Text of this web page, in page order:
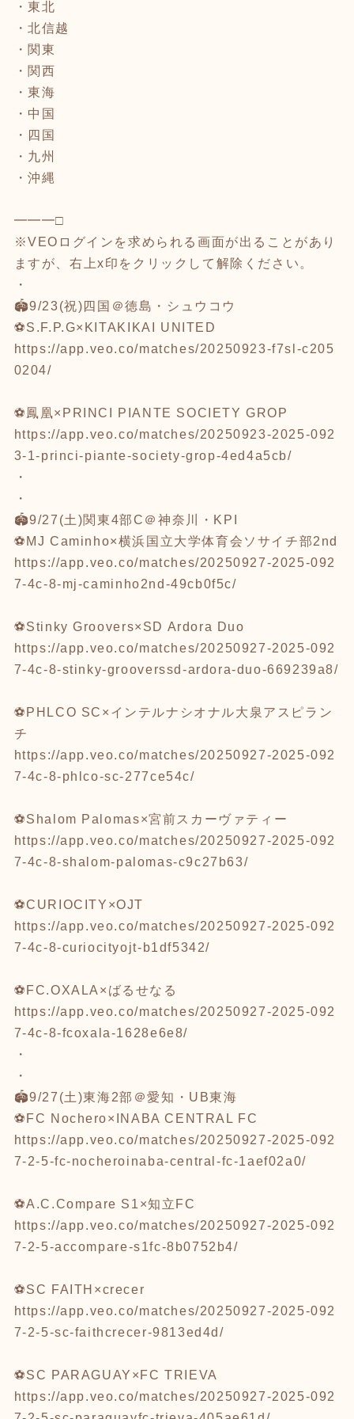
・東北
・北信越
・ 関東
・ 関西
・東海
・ 中国
・ 四国
・ 九州
・沖縄
━━━□
※VEOログインを求められる画面が出ることがあり
ますが、右上x印をクリックして解除ください。
・
🏟️9/23(祝)四国＠徳島・シュウコウ
⚽️S.F.P.G×KITAKIKAI UNITED
https://app.veo.co/matches/20250923-f7sl-c205
0204/
⚽️鳳凰×PRINCI PIANTE SOCIETY GROP
https://app.veo.co/matches/20250923-2025-092
3-1-princi-piante-society-grop-4ed4a5cb/
・
・
🏟️9/27(土)関東4部C＠神奈川・KPI
⚽️MJ Caminho×横浜国立大学体育会ソサイチ部2nd
https://app.veo.co/matches/20250927-2025-092
7-4c-8-mj-caminho2nd-49cb0f5c/
⚽️Stinky Groovers×SD Ardora Duo
https://app.veo.co/matches/20250927-2025-092
7-4c-8-stinky-grooverssd-ardora-duo-669239a8/
⚽️PHLCO SC×インテルナシオナル大泉アスピラン
チ
https://app.veo.co/matches/20250927-2025-092
7-4c-8-phlco-sc-277ce54c/
⚽️Shalom Palomas×宮前スカーヴァティー
https://app.veo.co/matches/20250927-2025-092
7-4c-8-shalom-palomas-c9c27b63/
⚽️CURIOCITY×OJT
https://app.veo.co/matches/20250927-2025-092
7-4c-8-curiocityojt-b1df5342/
⚽️FC.OXALA×ばるせなる
https://app.veo.co/matches/20250927-2025-092
7-4c-8-fcoxala-1628e6e8/
・
・
🏟️9/27(土)東海2部＠愛知・UB東海
⚽️FC Nochero×INABA CENTRAL FC
https://app.veo.co/matches/20250927-2025-092
7-2-5-fc-nocheroinaba-central-fc-1aef02a0/
⚽️A.C.Compare S1×知立FC
https://app.veo.co/matches/20250927-2025-092
7-2-5-accompare-s1fc-8b0752b4/
⚽️SC FAITH×crecer
https://app.veo.co/matches/20250927-2025-092
7-2-5-sc-faithcrecer-9813ed4d/
⚽️SC PARAGUAY×FC TRIEVA
https://app.veo.co/matches/20250927-2025-092